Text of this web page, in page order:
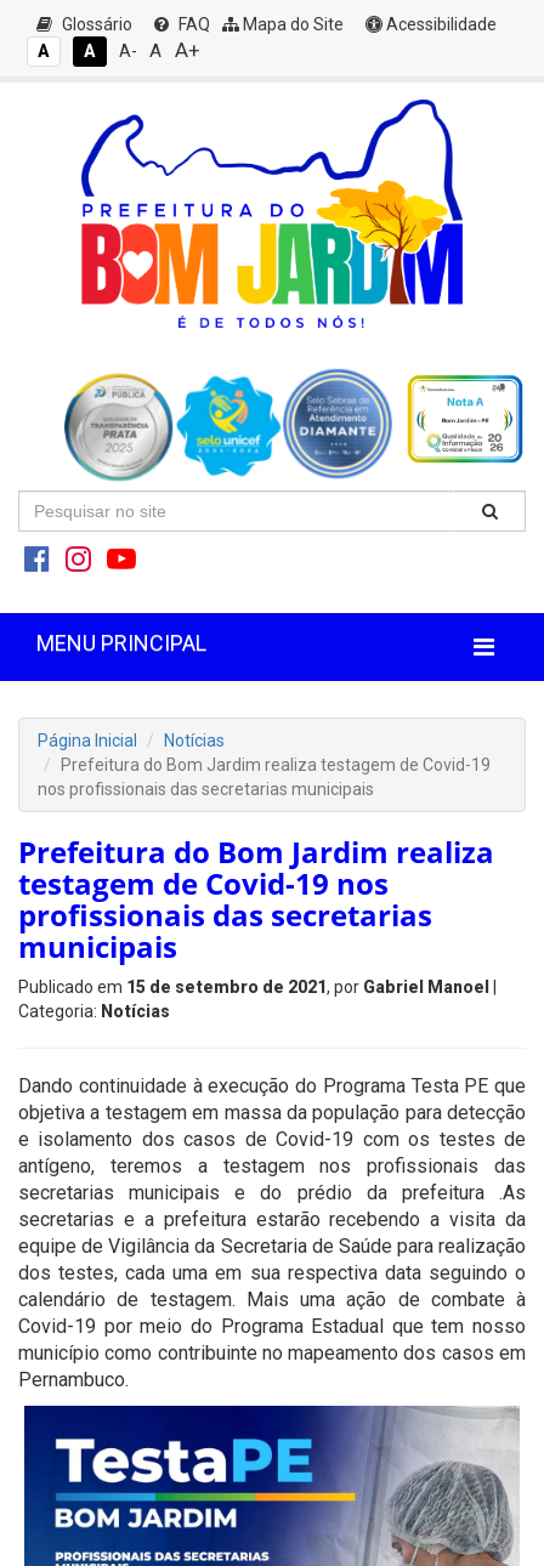
Glossário FAQ Mapa do Site
Acessibilidade
A
A A- A A+
MENU PRINCIPAL
Página Inicial
Notícias
Prefeitura do Bom Jardim realiza testagem de Covid-19
nos profissionais das secretarias municipais
Prefeitura do Bom Jardim realiza
testagem de Covid-19 nos
profissionais das secretarias
municipais
Publicado em 15 de setembro de 2021, por Gabriel Manoel
Categoria: Notícias
Dando continuidade à execução do Programa Testa PE que
objetiva a testagem em massa da população para detecção
e isolamento dos casos de Covid-19 com os testes de
antígeno, teremos a testagem nos profissionais das
secretarias municipais e do prédio da prefeitura .As
secretarias e a prefeitura estarão recebendo a visita da
equipe de Vigilância da Secretaria de Saúde para realização
dos testes, cada uma em sua respectiva data seguindo o
calendário de testagem. Mais uma ação de combate à
Covid-19 por meio do Programa Estadual que tem nosso
município como contribuinte no mapeamento dos casos em
Pernambuco.